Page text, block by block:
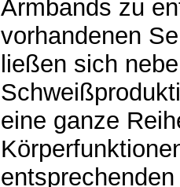
Armbands zu
vorhandenen
ließen sich
eine ganze